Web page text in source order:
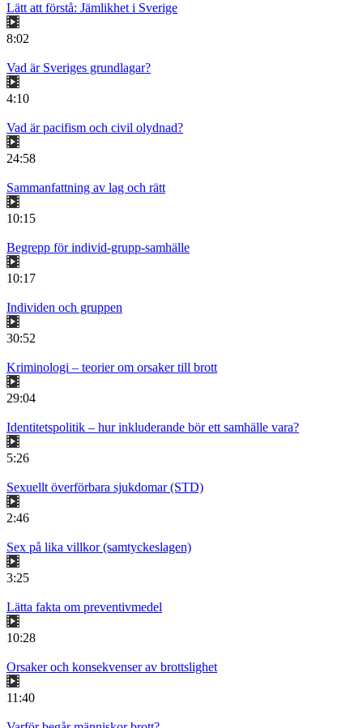
Lätt att förstå: Jämlikhet i Sverige
8:02
Vad är Sveriges grundlagar?
4:10
Vad är pacifism och civil olydnad?
24:58
Sammanfattning av lag och rätt
10:15
Begrepp för individ-grupp-samhälle
10:17
Individen och gruppen
30:52
Kriminologi – teorier om orsaker till brott
29:04
Identitetspolitik – hur inkluderande bör ett samhälle vara?
5:26
Sexuellt överförbara sjukdomar (STD)
2:46
Sex på lika villkor (samtyckeslagen)
3:25
Lätta fakta om preventivmedel
10:28
Orsaker och konsekvenser av brottslighet
11:40